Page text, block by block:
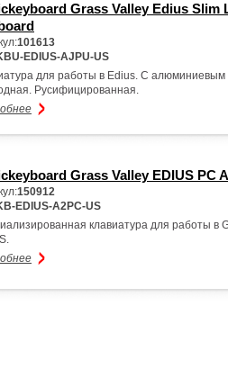
Grass Valley Edius Slim
101613
EDIUS-AJPU-US
для работы в Edius. С
Русифицированная.
Grass Valley EDIUS PC
150912
EDIUS-A2PC-US
клавиатура для работы в